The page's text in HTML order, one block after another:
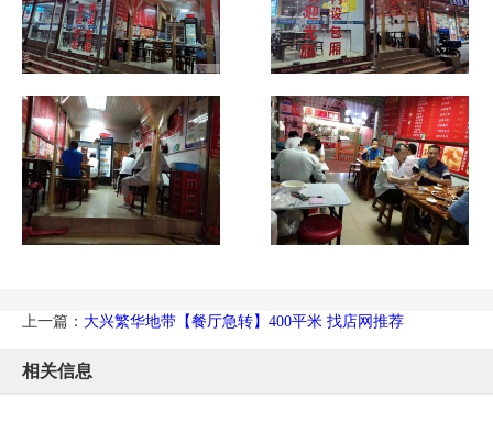
上一篇： 大兴繁华地带【餐厅急转】400平米 找店网推荐
相关信息